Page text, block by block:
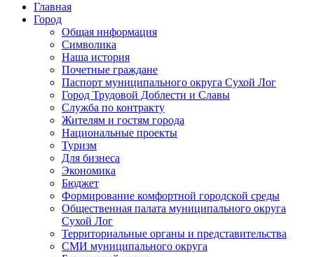
Главная
Город
Общая информация
Символика
Наша история
Почетные граждане
Паспорт муниципального округа Сухой Лог
Город Трудовой Доблести и Славы
Служба по контракту
Жителям и гостям города
Национальные проекты
Туризм
Для бизнеса
Экономика
Бюджет
Формирование комфортной городской среды
Общественная палата муниципального округа
Сухой Лог
Территориальные органы и представительства
СМИ муниципального округа